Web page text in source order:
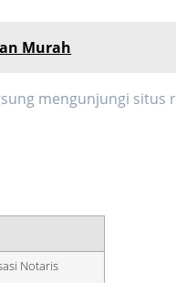
Murah
mengunjungi situs
Notaris